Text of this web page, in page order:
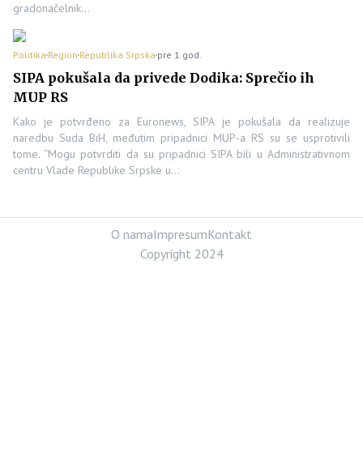
gradonačelnik…
Politika Region Republika Srpska pre 1 god.
SIPA pokušala da privede Dodika: Sprečio ih
MUP RS
Kako je potvrđeno za Euronews, SIPA je pokušala da realizuje
naredbu Suda BiH, međutim pripadnici MUP-a RS su se usprotivili
tome. “Mogu potvrditi da su pripadnici SIPA bili u Administrativnom
centru Vlade Republike Srpske u…
Copyright 2024
O namaImpresumKontakt